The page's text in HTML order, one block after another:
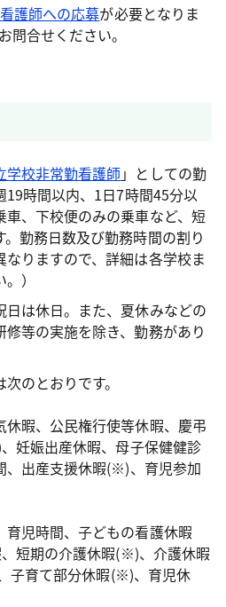
護師への応募が必要となりま
問合せください。
学校非常勤看護師」としての勤
19時間以内、1日7時間45分以
車、下校便のみの乗車など、短
勤務日数及び勤務時間の割り
りますので、詳細は各学校ま
）
日は休日。また、夏休みなどの
等の実施を除き、勤務があり
のとおりです。
暇、公民権行使等休暇、慶弔
妊娠出産休暇、母子保健健診
、出産支援休暇(※)、育児参加
児時間、子どもの看護休暇
短期の介護休暇(※)、介護休暇
子育て部分休暇(※)、育児休